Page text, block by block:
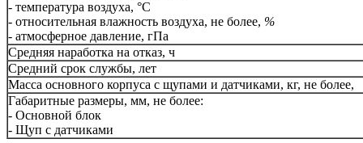
- температура воздуха, °C
- относительная влажность воздуха, не более, %
- атмосферное давление, гПа
Средняя наработка на отказ, ч
Средний срок службы, лет
Масса основного корпуса с щупами и датчиками, кг, не более,
Габаритные размеры, мм, не более:
- Основной блок
- Щуп с датчиками